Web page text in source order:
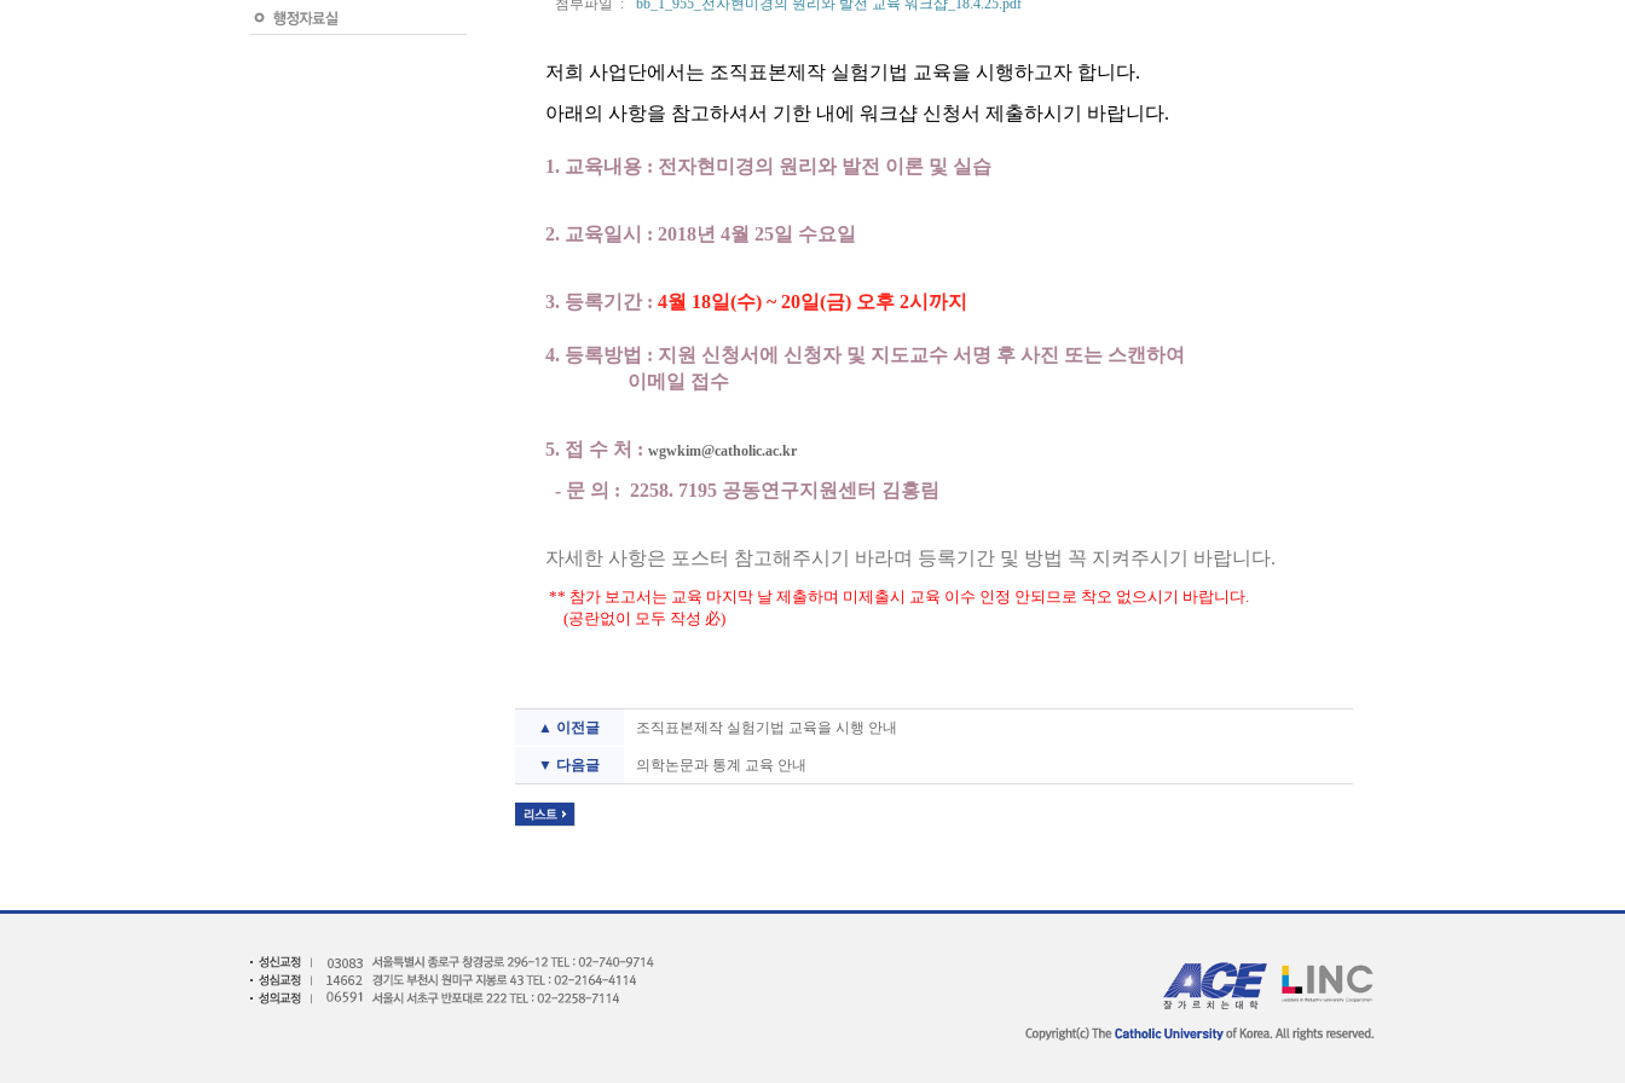
첨부파일 : bb_1_955_전자현미경의 원리와 발전 교육 워크샵_18.4.25.pdf
저희 사업단에서는 조직표본제작 실험기법 교육을 시행하고자 합니다.
아래의 사항을 참고하셔서 기한 내에 워크샵 신청서 제출하시기 바랍니다.
1. 교육내용 : 전자현미경의 원리와 발전 이론 및 실습
2. 교육일시 : 2018년 4월 25일 수요일
3. 등록기간 : 4월 18일(수) ~ 20일(금) 오후 2시까지
4. 등록방법 : 지원 신청서에 신청자 및 지도교수 서명 후 사진 또는 스캔하여
이메일 접수
5. 접 수 처 : wgwkim@catholic.ac.kr
- 문 의 : 2258. 7195 공동연구지원센터 김홍림
자세한 사항은 포스터 참고해주시기 바라며 등록기간 및 방법 꼭 지켜주시기 바랍니다.
** 참가 보고서는 교육 마지막 날 제출하며 미제출시 교육 이수 인정 안되므로 착오 없으시기 바랍니다.
(공란없이 모두 작성 必)
▲ 이전글 조직표본제작 실험기법 교육을 시행 안내
▼ 다음글 의학논문과 통계 교육 안내